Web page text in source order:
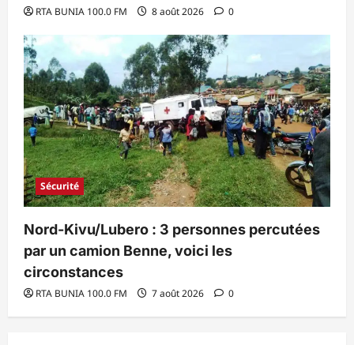
RTA BUNIA 100.0 FM 8 août 2026 0
Sécurité
Nord-Kivu/Lubero : 3 personnes percutées
par un camion Benne, voici les
circonstances
RTA BUNIA 100.0 FM 7 août 2026 0